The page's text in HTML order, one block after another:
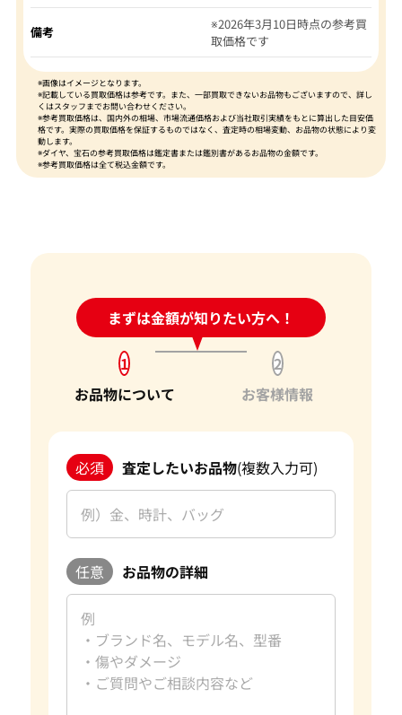
備考
※2026年3月10日時点の参考買
取価格です
※画像はイメージとなります。
※記載している買取価格は参考です。また、一部買取できないお品物もございますので、詳し
くはスタッフまでお問い合わせください。
※参考買取価格は、国内外の相場、市場流通価格および当社取引実績をもとに算出した目安価
格です。実際の買取価格を保証するものではなく、査定時の相場変動、お品物の状態により変
動します。
※ダイヤ、宝石の参考買取価格は鑑定書または鑑別書があるお品物の金額です。
※参考買取価格は全て税込金額です。
まずは金額が知りたい方へ！
24時間受付中!問い合わせフォーム
1
お品物について
2
お客様情報
必須 査定したいお品物(複数入力可)
任意 お品物の詳細